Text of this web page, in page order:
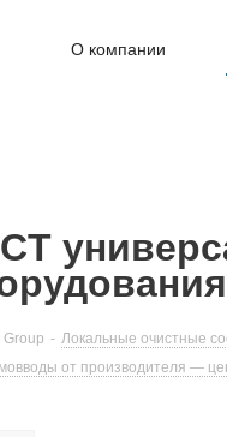
О компании
- Локальные очистные
от производителя —